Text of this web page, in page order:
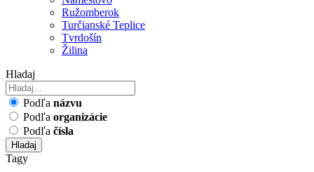
Ružomberok
Turčianské Teplice
Tvrdošín
Žilina
Hladaj
Podľa názvu
Podľa organizácie
Podľa čísla
Hladaj
Tagy